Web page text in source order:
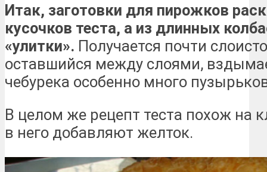
Итак, заготовки для пирожков
кусочков теста, а из длинных
«улитки». Получается почти
оставшийся между слоями,
чебурека особенно много
В целом же рецепт теста похож на
в него добавляют желток.